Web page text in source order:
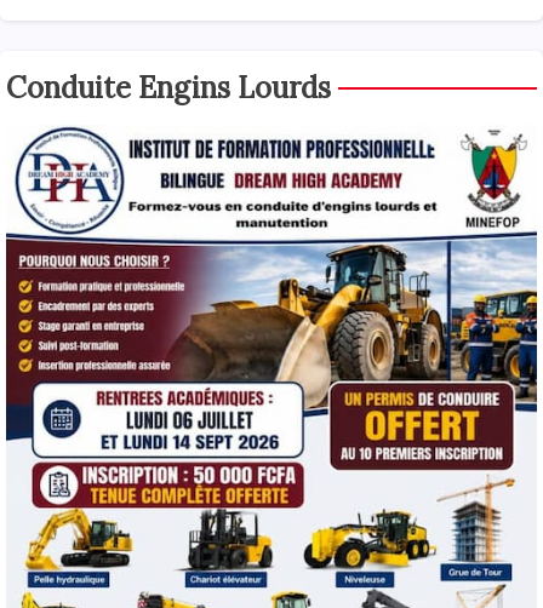
Conduite Engins Lourds